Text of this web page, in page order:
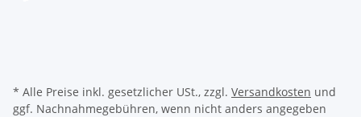
* Alle Preise inkl. gesetzlicher USt., zzgl. Versandkosten und
ggf. Nachnahmegebühren, wenn nicht anders angegeben